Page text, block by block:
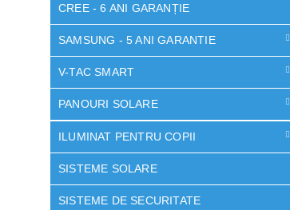
CREE - 6 ANI GARANȚIE
SAMSUNG - 5 ANI GARANTIE
V-TAC SMART
PANOURI SOLARE
ILUMINAT PENTRU COPII
SISTEME SOLARE
SISTEME DE SECURITATE